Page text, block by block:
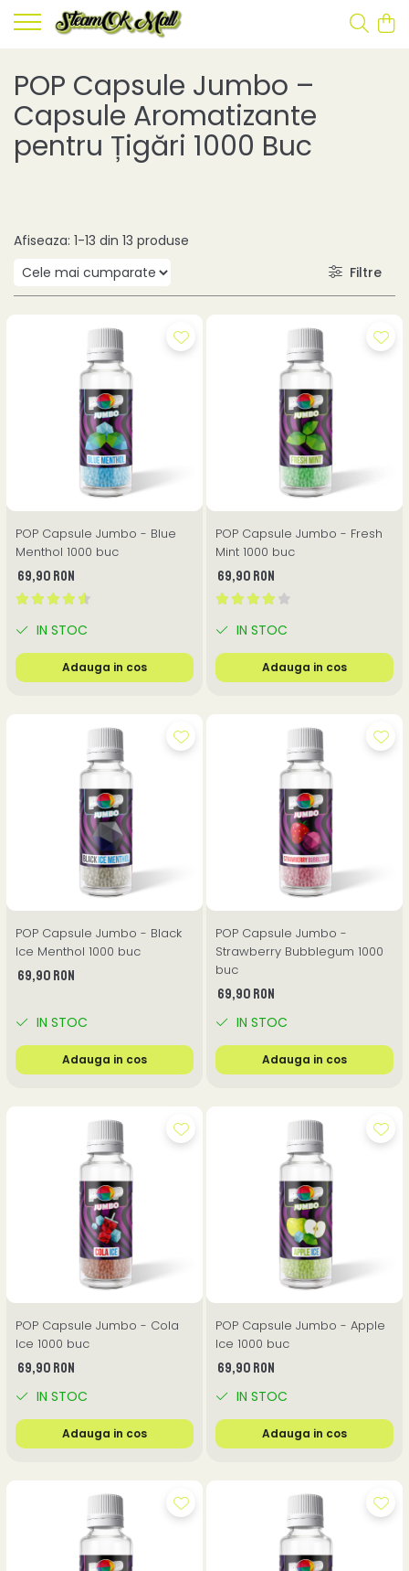
POP Capsule Jumbo –
Capsule Aromatizante
pentru Țigări 1000 Buc
Afiseaza: 1-13 din 13 produse
Filtre
POP Capsule Jumbo - Blue
Menthol 1000 buc
69,90 RON
IN STOC
Adauga in cos
POP Capsule Jumbo - Fresh
Mint 1000 buc
69,90 RON
IN STOC
Adauga in cos
POP Capsule Jumbo - Black
Ice Menthol 1000 buc
69,90 RON
IN STOC
Adauga in cos
POP Capsule Jumbo -
Strawberry Bubblegum 1000
buc
69,90 RON
IN STOC
Adauga in cos
POP Capsule Jumbo - Cola
Ice 1000 buc
69,90 RON
IN STOC
Adauga in cos
POP Capsule Jumbo - Apple
Ice 1000 buc
69,90 RON
IN STOC
Adauga in cos